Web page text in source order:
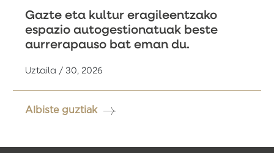
Gazte eta kultur eragileentzako
espazio autogestionatuak beste
aurrerapauso bat eman du.
Uztaila / 30, 2026
Albiste guztiak